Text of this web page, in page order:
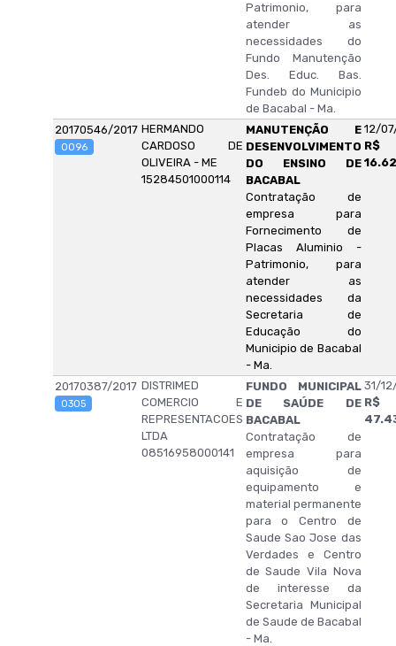
Patrimonio, para
atender as
necessidades do
Fundo Manutenção
Des. Educ. Bas.
Fundeb do Municipio
de Bacabal - Ma.
20170546/2017
0096
HERMANDO
CARDOSO DE
OLIVEIRA - ME
15284501000114
MANUTENÇÃO E
DESENVOLVIMENTO
DO ENSINO DE
BACABAL
Contratação de
empresa para
Fornecimento de
Placas Aluminio -
Patrimonio, para
atender as
necessidades da
Secretaria de
Educação do
Municipio de Bacabal
- Ma.
12/
R$
20170387/2017
0305
DISTRIMED
COMERCIO E
REPRESENTACOES
LTDA
08516958000141
FUNDO MUNICIPAL
DE SAÚDE DE
BACABAL
Contratação de
empresa para
aquisição de
equipamento e
material permanente
para o Centro de
Saude Sao Jose das
Verdades e Centro
de Saude Vila Nova
de interesse da
Secretaria Municipal
de Saude de Bacabal
- Ma.
31/
R$